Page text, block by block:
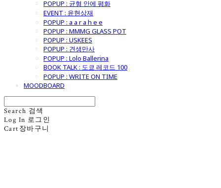
POPUP : 균형 안에 평화
EVENT : 윤현상재
POPUP : a a r a h e e
POPUP : MMMG GLASS POT
POPUP : USKEES
POPUP : 견생만사
POPUP : Lolo Ballerina
BOOK TALK : 도쿄 레코드 100
POPUP : WRITE ON TIME
MOODBOARD
Search 검색
Log In 로그인
Cart 장바구니